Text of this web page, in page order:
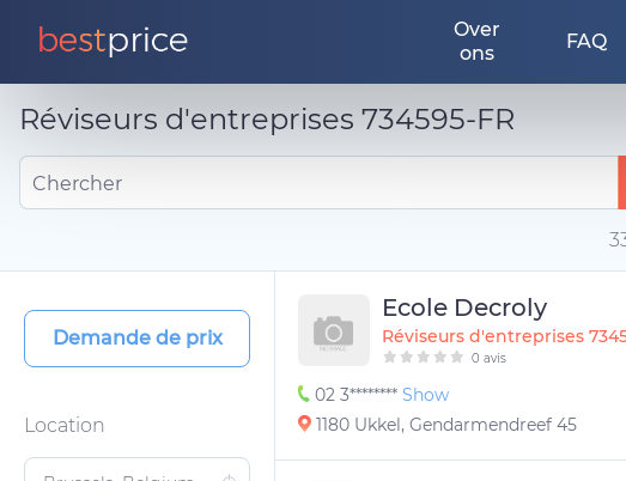
Over
ons
FAQ
Réviseurs d'entreprises 734595-FR
Chercher
Demande de prix
Location
Ecole Decroly
Réviseurs d'entreprises
0 avis
02 3******** Show
1180 Ukkel, Gendarmendreef 45